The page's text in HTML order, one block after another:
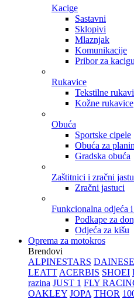
Kacige
Sastavni
Sklopivi
Mlaznjak
Komunikacije
Pribor za kacigu
Rukavice
Tekstilne
Kožne rukavice
Obuća
Sportske cipele
Obuća za
Gradska obuća
Zaštitnici i zračni
Zračni jastuci
Funkcionalna odjeća
Podkape za
Odjeća za kišu
Oprema za motokros
Brendovi
ALPINESTARS DAINESE
LEATT ACERBIS SHOEI
razina JUST 1 FLY
OAKLEY JOPA THOR